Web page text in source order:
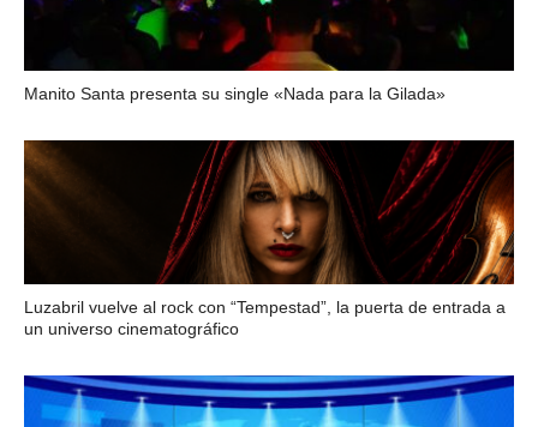
Manito Santa presenta su single «Nada para la Gilada»
Luzabril vuelve al rock con “Tempestad”, la puerta de entrada a
un universo cinematográfico